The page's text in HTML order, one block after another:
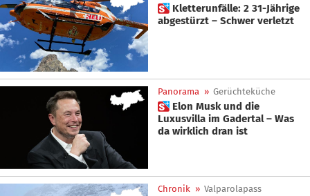
 Kletterunfälle: 2 31-Jährige
abgestürzt – Schwer verletzt
Panorama » Gerüchteküche
 Elon Musk und die
Luxusvilla im Gadertal – Was
da wirklich dran ist
Chronik » Valparolapass